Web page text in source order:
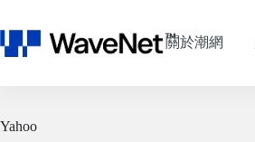
至
主
關於潮網
Yahoo